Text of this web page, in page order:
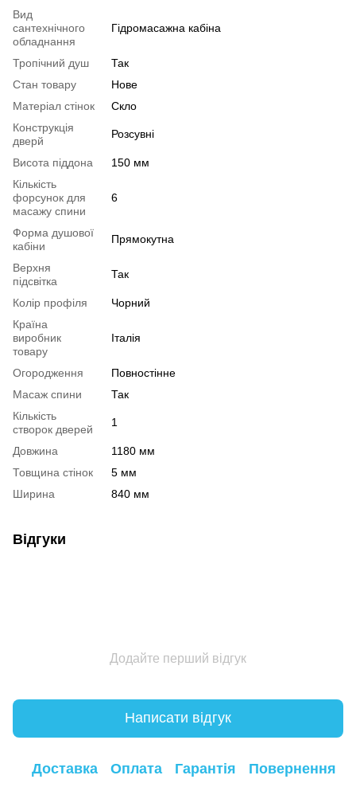
Вид
сантехнічного
обладнання
Гідромасажна кабіна
Тропічний душ
Так
Стан товару
Нове
Матеріал стінок
Скло
Конструкція
дверй
Розсувні
Висота піддона
150 мм
Кількість
форсунок для
масажу спини
6
Форма душової
кабіни
Прямокутна
Верхня
підсвітка
Так
Колір профіля
Чорний
Країна
виробник
товару
Італія
Огородження
Повностінне
Масаж спини
Так
Кількість
створок дверей
1
Довжина
1180 мм
Товщина стінок
5 мм
Ширина
840 мм
Відгуки
Додайте перший відгук
Написати відгук
Доставка Оплата Гарантія Повернення